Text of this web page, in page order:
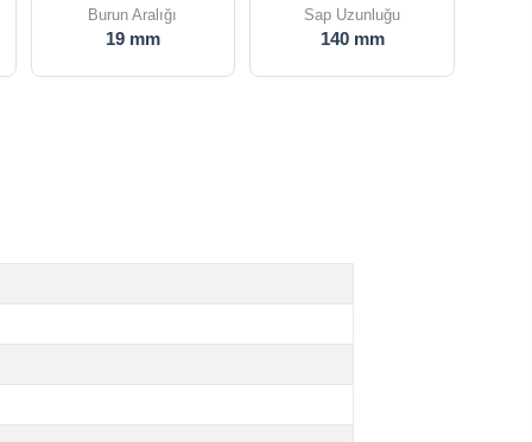
Burun Aralığı
19 mm
Sap Uzunluğu
140 mm